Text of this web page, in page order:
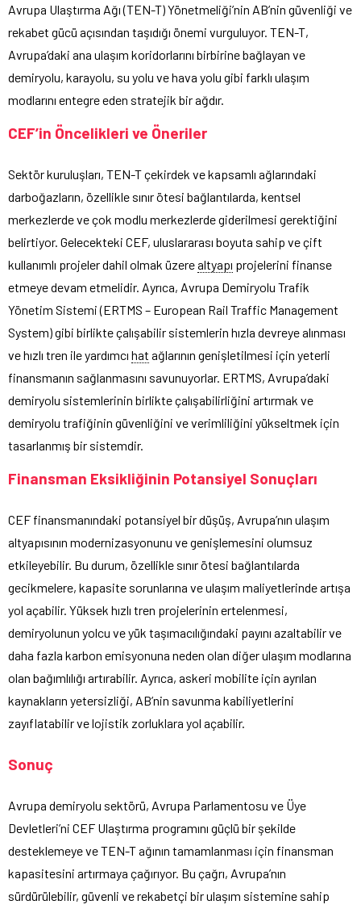
Avrupa Ulaştırma Ağı (TEN-T) Yönetmeliği’nin AB’nin güvenliği ve
rekabet gücü açısından taşıdığı önemi vurguluyor. TEN-T,
Avrupa’daki ana ulaşım koridorlarını birbirine bağlayan ve
demiryolu, karayolu, su yolu ve hava yolu gibi farklı ulaşım
modlarını entegre eden stratejik bir ağdır.
CEF’in Öncelikleri ve Öneriler
Sektör kuruluşları, TEN-T çekirdek ve kapsamlı ağlarındaki
darboğazların, özellikle sınır ötesi bağlantılarda, kentsel
merkezlerde ve çok modlu merkezlerde giderilmesi gerektiğini
belirtiyor. Gelecekteki CEF, uluslararası boyuta sahip ve çift
kullanımlı projeler dahil olmak üzerealtyapı projelerini finanse
etmeye devam etmelidir. Ayrıca, Avrupa Demiryolu Trafik
Yönetim Sistemi (ERTMS – European Rail Traffic Management
System) gibi birlikte çalışabilir sistemlerin hızla devreye alınması
ve hızlı tren ile yardımcı hat ağlarının genişletilmesi için yeterli
finansmanın sağlanmasını savunuyorlar. ERTMS, Avrupa’daki
demiryolu sistemlerinin birlikte çalışabilirliğini artırmak ve
demiryolu trafiğinin güvenliğini ve verimliliğini yükseltmek için
tasarlanmış bir sistemdir.
Finansman Eksikliğinin Potansiyel Sonuçları
CEF finansmanındaki potansiyel bir düşüş, Avrupa’nın ulaşım
altyapısının modernizasyonunu ve genişlemesini olumsuz
etkileyebilir. Bu durum, özellikle sınır ötesi bağlantılarda
gecikmelere, kapasite sorunlarına ve ulaşım maliyetlerinde artışa
yol açabilir. Yüksek hızlı tren projelerinin ertelenmesi,
demiryolunun yolcu ve yük taşımacılığındaki payını azaltabilir ve
daha fazla karbon emisyonuna neden olan diğer ulaşım modlarına
olan bağımlılığı artırabilir. Ayrıca, askeri mobilite için ayrılan
kaynakların yetersizliği, AB’nin savunma kabiliyetlerini
zayıflatabilir ve lojistik zorluklara yol açabilir.
Sonuç
Avrupa demiryolu sektörü, Avrupa Parlamentosu ve Üye
Devletleri’ni CEF Ulaştırma programını güçlü bir şekilde
desteklemeye ve TEN-T ağının tamamlanması için finansman
kapasitesini artırmaya çağırıyor. Bu çağrı, Avrupa’nın
sürdürülebilir, güvenli ve rekabetçi bir ulaşım sistemine sahip